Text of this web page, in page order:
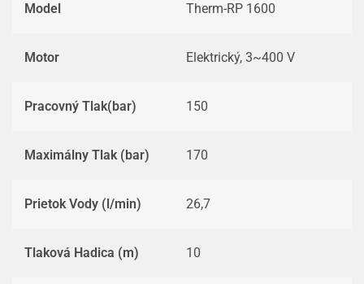
Model Therm-RP 1600
Motor Elektrický, 3~400 V
Pracovný Tlak(bar) 150
Maximálny Tlak (bar) 170
Prietok Vody (l/min) 26,7
Tlaková Hadica (m) 10